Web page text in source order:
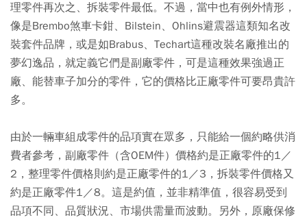
理零件再次之、拆裝零件最低。不過，當中也有例外情形，
像是Brembo煞車卡鉗、Bilstein、Ohlins避震器這類知名改
裝套件品牌，或是如Brabus、Techart這種改裝名廠推出的
夢幻逸品，就定義它們是副廠零件，可是這種效果強過正
廠、能替車子加分的零件，它的價格比正廠零件可要昂貴許
多。
由於一輛車組成零件的品項實在眾多，只能給一個約略供消
費者參考，副廠零件（含OEM件）價格約是正廠零件的1／
2，整理零件價格則約是正廠零件的1／3，拆裝零件價格又
約是正廠零件1／8。這是約值，並非精準值，很容易受到
品項不同、品質狀況、市場供需量而波動。另外，原廠保修